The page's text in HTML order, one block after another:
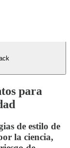
para
de estilo de
la ciencia,